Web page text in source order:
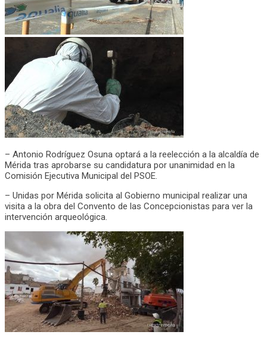
– Antonio Rodríguez Osuna optará a la reelección a la alcaldía de
Mérida tras aprobarse su candidatura por unanimidad en la
Comisión Ejecutiva Municipal del PSOE.
– Unidas por Mérida solicita al Gobierno municipal realizar una
visita a la obra del Convento de las Concepcionistas para ver la
intervención arqueológica.